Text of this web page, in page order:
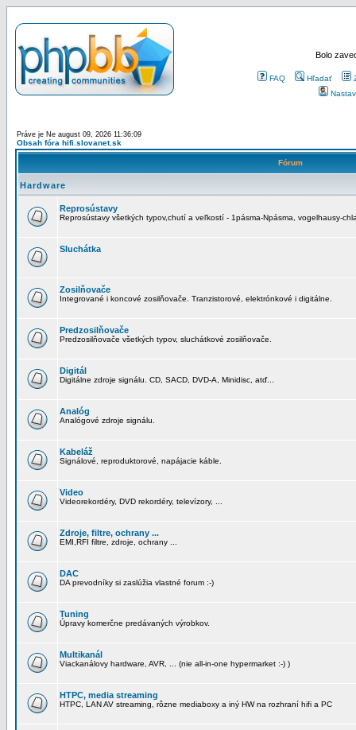
Bolo
FAQ Hľadať
Práve je Ne august 09, 2026 11:36:09
Obsah fóra hifi.slovanet.sk
Fórum
Hardware
Reprosústavy
Reprosústavy všetkých typov,chutí a veľkostí - 1pásma-Npásma, vogelhausy-
Sluchátka
Zosilňovače
Integrované i koncové zosilňovače. Tranzistorové, elektrónkové i digitálne.
Predzosilňovače
Predzosilňovače všetkých typov, sluchátkové zosilňovače.
Digitál
Digitálne zdroje signálu. CD, SACD, DVD-A, Minidisc, atď...
Analóg
Analógové zdroje signálu.
Kabeláž
Signálové, reproduktorové, napájacie káble.
Video
Videorekordéry, DVD rekordéry, televízory, ...
Zdroje, filtre, ochrany ...
EMI,RFI filtre, zdroje, ochrany ...
DAC
DA prevodníky si zaslúžia vlastné forum :-)
Tuning
Úpravy komerčne predávaných výrobkov.
Multikanál
Viackanálovy hardware, AVR, ... (nie all-in-one hypermarket :-) )
HTPC, media streaming
HTPC, LAN AV streaming, rôzne mediaboxy a iný HW na rozhraní hifi a PC